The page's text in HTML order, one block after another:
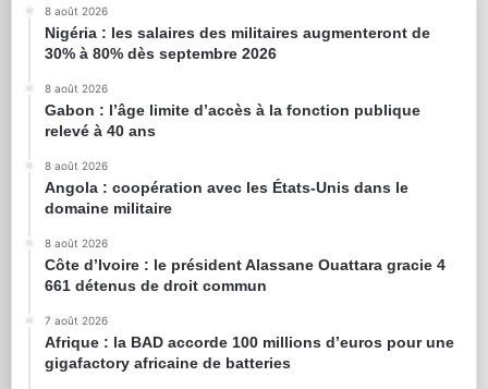
8 août 2026
Nigéria : les salaires des militaires augmenteront de
30% à 80% dès septembre 2026
8 août 2026
Gabon : l’âge limite d’accès à la fonction publique
relevé à 40 ans
8 août 2026
Angola : coopération avec les États-Unis dans le
domaine militaire
8 août 2026
Côte d’Ivoire : le président Alassane Ouattara gracie 4
661 détenus de droit commun
7 août 2026
Afrique : la BAD accorde 100 millions d’euros pour une
gigafactory africaine de batteries